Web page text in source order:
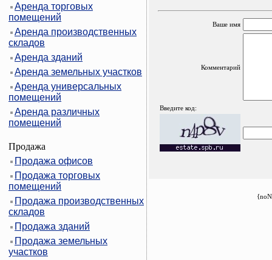
Аренда торговых
помещений
Аренда производственных
складов
Аренда зданий
Аренда земельных участков
Аренда универсальных
помещений
Аренда различных
помещений
Продажа
Продажа офисов
Продажа торговых
помещений
Продажа производственных
складов
Продажа зданий
Продажа земельных
участков
Ваше имя
Комментарий
Введите код: